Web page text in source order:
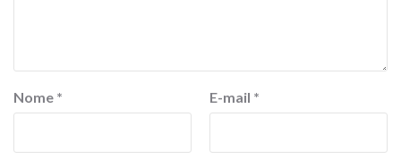
Nome * E-mail *